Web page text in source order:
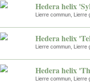
Hedera helix
Lierre commun, Lierre
Hedera helix
Lierre commun, Lierre
Hedera helix
Lierre commun, Lierre